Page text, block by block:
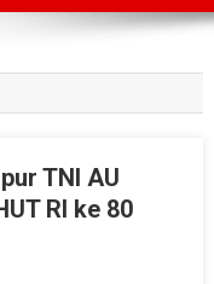
TNI AU
RI ke 80